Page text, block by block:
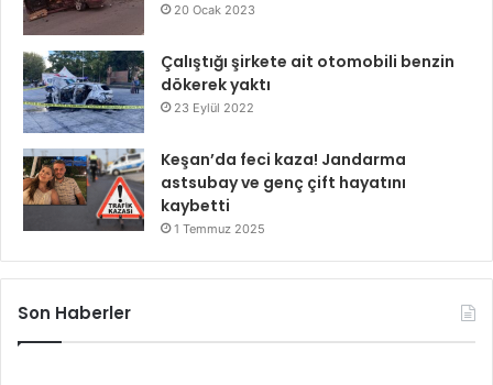
20 Ocak 2023
Çalıştığı şirkete ait otomobili benzin
dökerek yaktı
23 Eylül 2022
Keşan’da feci kaza! Jandarma
astsubay ve genç çift hayatını
kaybetti
1 Temmuz 2025
Son Haberler